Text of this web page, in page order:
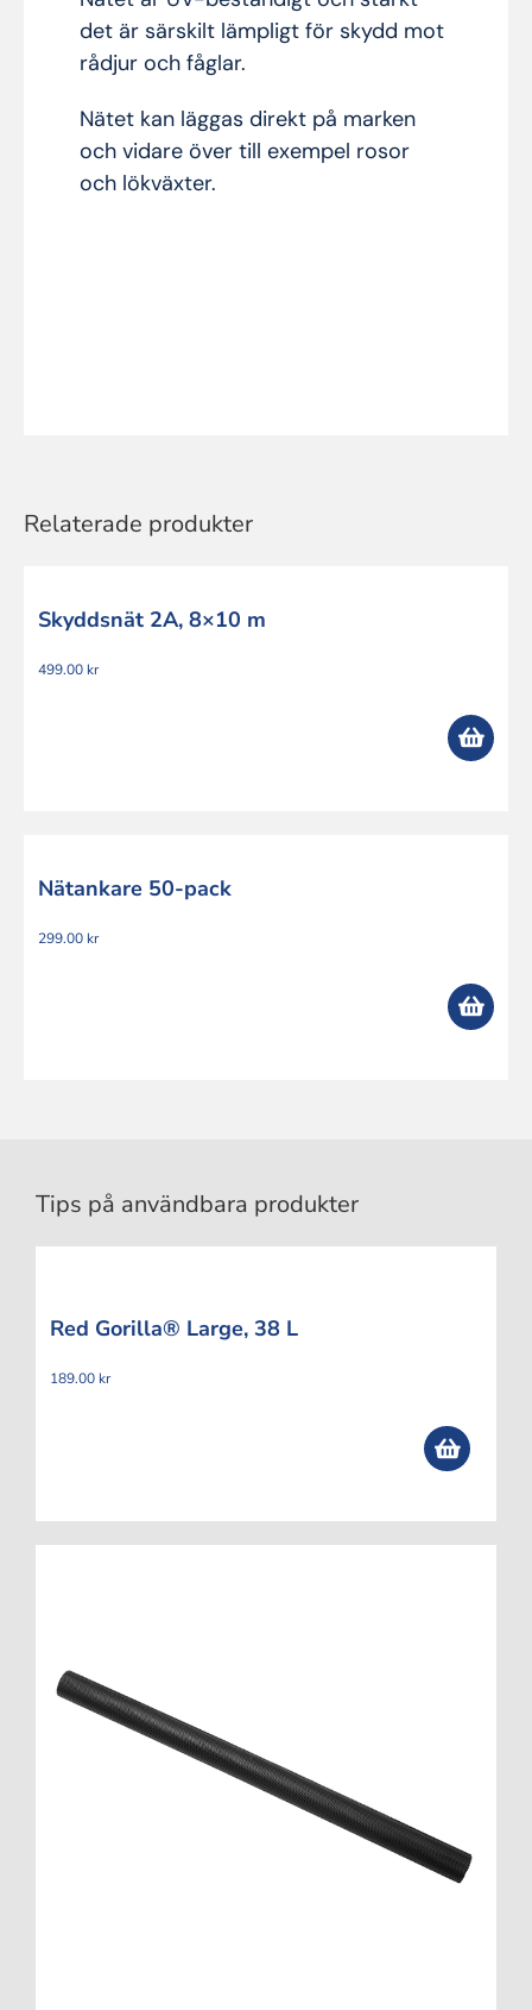
det är särskilt lämpligt för skydd mot
rådjur och fåglar.
Nätet kan läggas direkt på marken
och vidare över till exempel rosor
och lökväxter.
Relaterade produkter
Skyddsnät 2A, 8×10 m
499.00 kr
Nätankare 50-pack
299.00 kr
Tips på användbara produkter
Red Gorilla® Large, 38 L
189.00 kr